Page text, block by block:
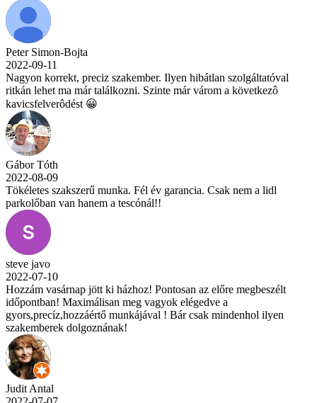
Peter Simon-Bojta
2022-09-11
Nagyon korrekt, preciz szakember. Ilyen hibátlan szolgáltatóval
ritkán lehet ma már találkozni. Szinte már várom a következô
kavicsfelverôdést 😀
Gábor Tóth
2022-08-09
Tökéletes szakszerű munka. Fél év garancia. Csak nem a lidl
parkolőban van hanem a tescónál!!
steve javo
2022-07-10
Hozzám vasárnap jött ki házhoz! Pontosan az előre megbeszélt
időpontban! Maximálisan meg vagyok elégedve a
gyors,precíz,hozzáértő munkájával ! Bár csak mindenhol ilyen
szakemberek dolgoznának!
Judit Antal